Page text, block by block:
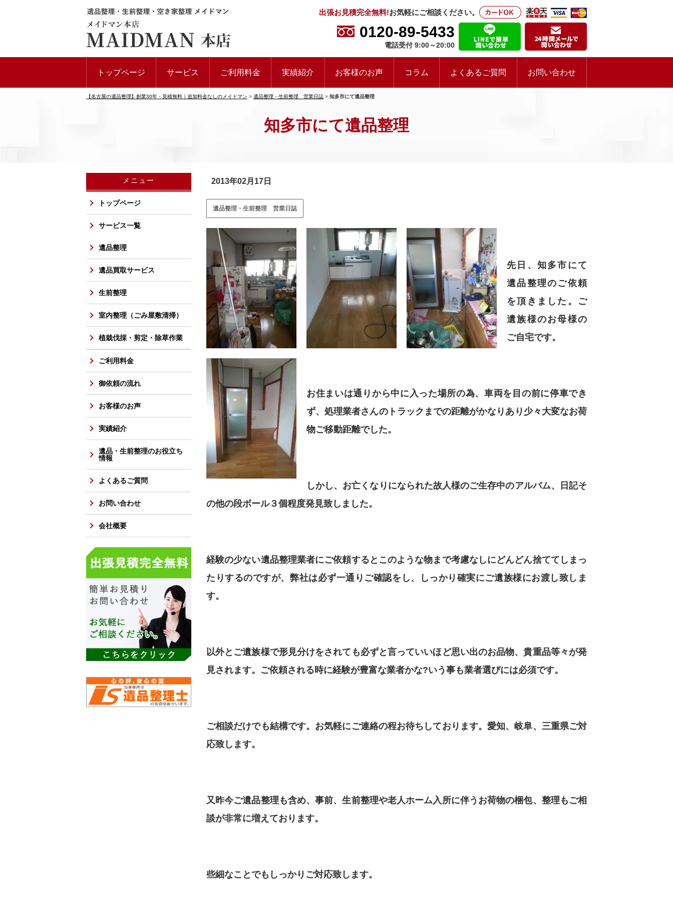
出張お見積完全無料!お気軽にご相談ください。
0120-89-5433
電話受付 9:00～20:00
トップページ サービス ご利用料金 実績紹介 お客様のお声 コラム よくあるご質問 お問い合わせ
【名古屋の遺品整理】創業30年・見積無料｜追加料金なしのメイドマン > 遺品整理・生前整理 営業日誌 > 知多市にて遺品整理
知多市にて遺品整理
2013年02月17日
遺品整理・生前整理 営業日誌
先日、知多市にて
遺品整理のご依頼
を頂きました。ご
遺族様のお母様の
ご自宅です。
お住まいは通りから中に入った場所の為、車両を目の前に停車でき
ず、処理業者さんのトラックまでの距離がかなりあり少々大変なお荷
物ご移動距離でした。
しかし、お亡くなりになられた故人様のご生存中のアルバム、日記そ
の他の段ボール３個程度発見致しました。
経験の少ない遺品整理業者にご依頼するとこのような物まで考慮なしにどんどん捨ててしまっ
たりするのですが、弊社は必ず一通りご確認をし、しっかり確実にご遺族様にお渡し致しま
す。
以外とご遺族様で形見分けをされても必ずと言っていいほど思い出のお品物、貴重品等々が発
見されます。ご依頼される時に経験が豊富な業者かな?いう事も業者選びには必須です。
ご相談だけでも結構です。お気軽にご連絡の程お待ちしております。愛知、岐阜、三重県ご対
応致します。
又昨今ご遺品整理も含め、事前、生前整理や老人ホーム入所に伴うお荷物の梱包、整理もご相
談が非常に増えております。
些細なことでもしっかりご対応致します。
メニュー
トップページ
サービス一覧
遺品整理
遺品買取サービス
生前整理
室内整理（ごみ屋敷清掃）
植栽伐採・剪定・除草作業
ご利用料金
御依頼の流れ
お客様のお声
実績紹介
遺品・生前整理のお役立ち
情報
よくあるご質問
お問い合わせ
会社概要